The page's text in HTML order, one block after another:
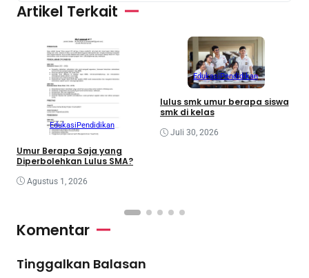
Artikel Terkait
EdukasiPendidikan
Umur Berapa Saja yang
Diperbolehkan Lulus SMA?
Agustus 1, 2026
EdukasiPendidikan
lulus smk umur berapa siswa
smk di kelas
Juli 30, 2026
Komentar
Tinggalkan Balasan